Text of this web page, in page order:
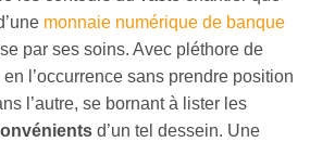
monnaie numérique de banque
par ses soins. Avec pléthore de
l’occurrence sans prendre position
l’autre, se bornant à lister les
d’un tel dessein. Une